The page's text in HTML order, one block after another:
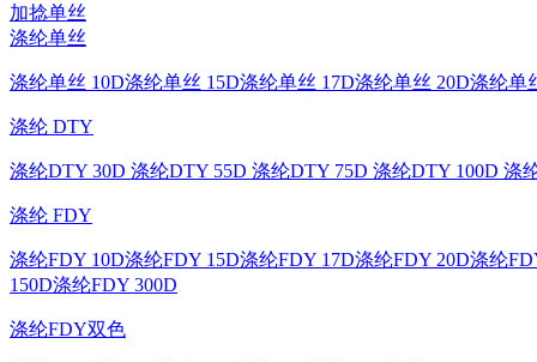
加捻单丝
涤纶单丝
涤纶单丝 10D涤纶单丝 15D涤纶单丝 17D涤纶单丝 20D涤纶单
涤纶 DTY
涤纶DTY 30D 涤纶DTY 55D 涤纶DTY 75D 涤纶DTY 100D 涤
涤纶 FDY
涤纶FDY 10D涤纶FDY 15D涤纶FDY 17D涤纶FDY 20D涤纶
150D涤纶FDY 300D
涤纶FDY双色